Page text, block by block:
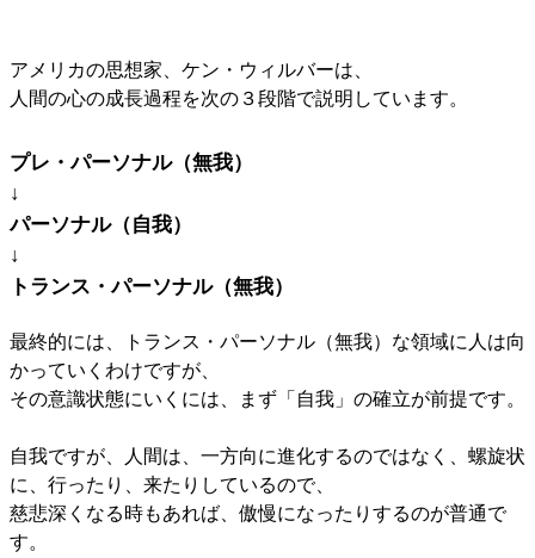
アメリカの思想家、ケン・ウィルバーは、
人間の心の成長過程を次の３段階で説明しています。
プレ・パーソナル（無我）
↓
パーソナル（自我）
↓
トランス・パーソナル（無我）
最終的には、トランス・パーソナル（無我）な領域に人は向
かっていくわけですが、
その意識状態にいくには、まず「自我」の確立が前提です。
自我ですが、人間は、一方向に進化するのではなく、螺旋状
に、行ったり、来たりしているので、
慈悲深くなる時もあれば、傲慢になったりするのが普通で
す。